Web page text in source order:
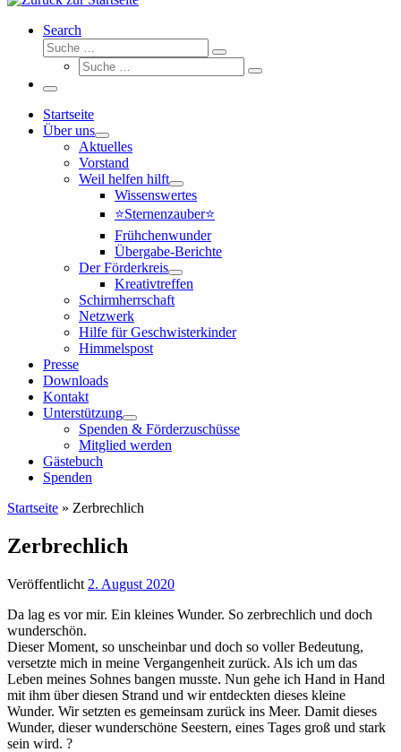
Search
Suche
Suche
Suche
Suche
Menü
Startseite
Über uns
Aktuelles
Vorstand
Weil helfen hilft
Wissenswertes
⭐Sternenzauber⭐
Frühchenwunder
Übergabe-Berichte
Der Förderkreis
Kreativtreffen
Schirmherrschaft
Netzwerk
Hilfe für Geschwisterkinder
Himmelspost
Presse
Downloads
Kontakt
Unterstützung
Spenden & Förderzuschüsse
Mitglied werden
Gästebuch
Spenden
Startseite » Zerbrechlich
Zerbrechlich
Veröffentlicht 2. August 2020
Da lag es vor mir. Ein kleines Wunder. So zerbrechlich und doch
wunderschön.
Dieser Moment, so unscheinbar und doch so voller Bedeutung,
versetzte mich in meine Vergangenheit zurück. Als ich um das
Leben meines Sohnes bangen musste. Nun gehe ich Hand in Hand
mit ihm über diesen Strand und wir entdeckten dieses kleine
Wunder. Wir setzten es gemeinsam zurück ins Meer. Damit dieses
Wunder, dieser wunderschöne Seestern, eines Tages groß und stark
sein wird. ?